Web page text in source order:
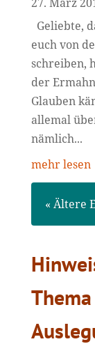
Geliebte,
euch von
schreiben,
der
Glauben
allemal
nämlich...
mehr lesen
« Ältere